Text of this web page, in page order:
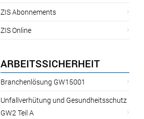
ZIS Abonnements
ZIS Online
ARBEITSSICHERHEIT
Branchenlösung GW15001
Unfallverhütung und Gesundheitsschutz
GW2 Teil A